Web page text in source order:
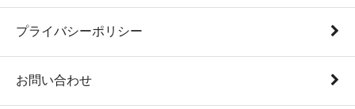
プライバシーポリシー
お問い合わせ